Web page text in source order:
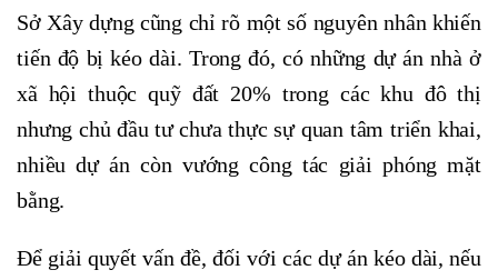
Sở Xây dựng cũng chỉ rõ một số nguyên nhân khiến
tiến độ bị kéo dài. Trong đó, có những dự án nhà ở
xã hội thuộc quỹ đất 20% trong các khu đô thị
nhưng chủ đầu tư chưa thực sự quan tâm triển khai,
nhiều dự án còn vướng công tác giải phóng mặt
bằng.
Để giải quyết vấn đề, đối với các dự án kéo dài, nếu